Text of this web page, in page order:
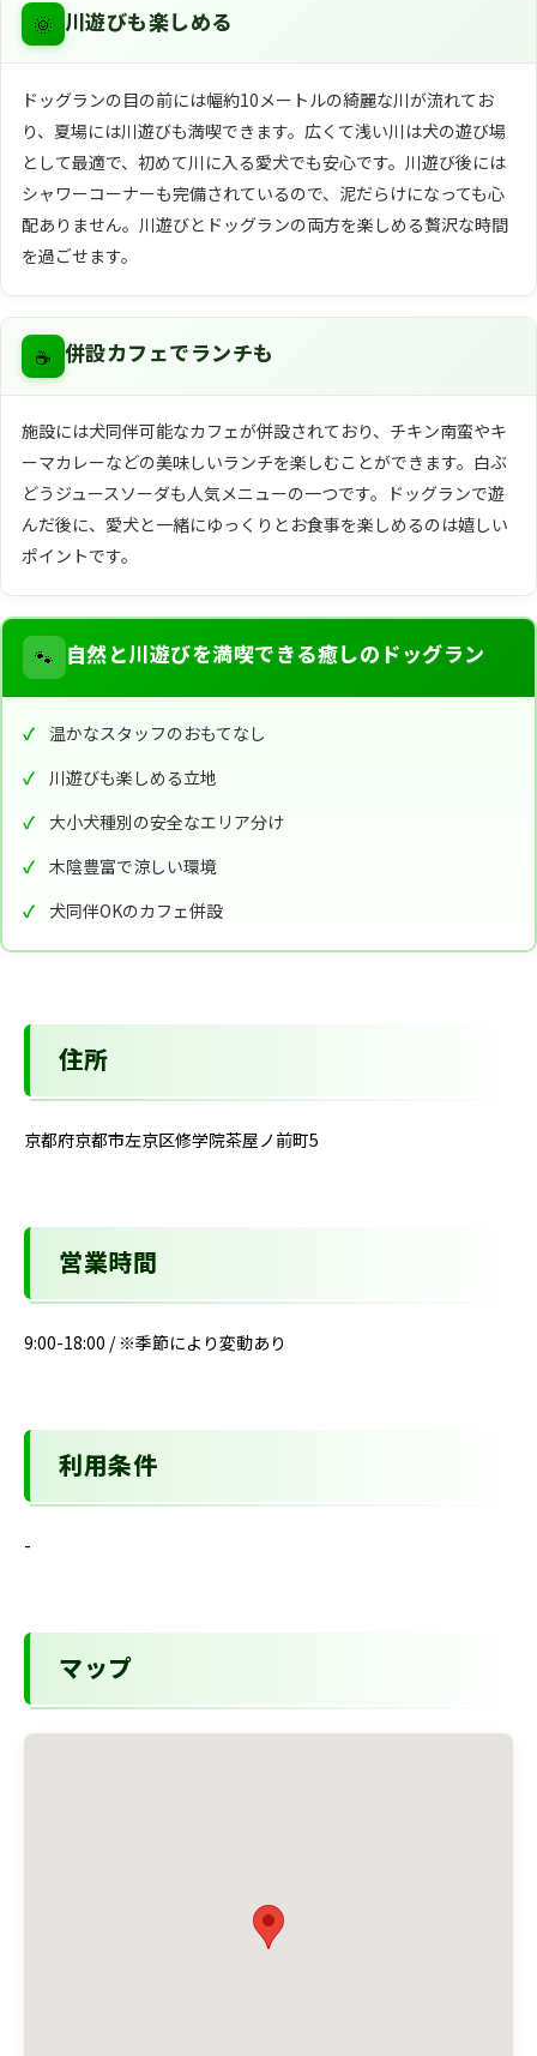
🌞 川遊びも楽しめる
ドッグランの目の前には幅約10メートルの綺麗な川が流れてお
り、夏場には川遊びも満喫できます。広くて浅い川は犬の遊び場
として最適で、初めて川に入る愛犬でも安心です。川遊び後には
シャワーコーナーも完備されているので、泥だらけになっても心
配ありません。川遊びとドッグランの両方を楽しめる贅沢な時間
を過ごせます。
☕ 併設カフェでランチも
施設には犬同伴可能なカフェが併設されており、チキン南蛮やキ
ーマカレーなどの美味しいランチを楽しむことができます。白ぶ
どうジュースソーダも人気メニューの一つです。ドッグランで遊
んだ後に、愛犬と一緒にゆっくりとお食事を楽しめるのは嬉しい
ポイントです。
🐾 自然と川遊びを満喫できる癒しのドッグラン
温かなスタッフのおもてなし
川遊びも楽しめる立地
大小犬種別の安全なエリア分け
木陰豊富で涼しい環境
犬同伴OKのカフェ併設
住所
京都府京都市左京区修学院茶屋ノ前町5
営業時間
9:00-18:00 / ※季節により変動あり
利用条件
-
マップ